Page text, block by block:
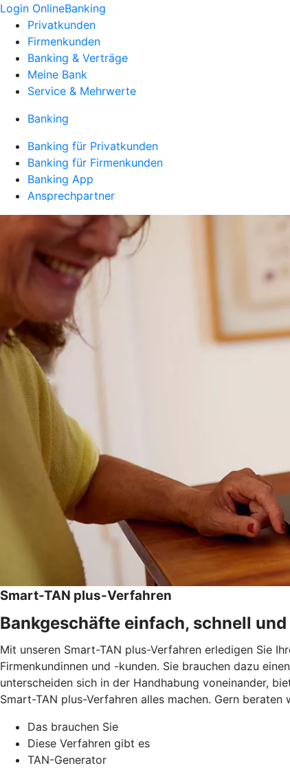
Login OnlineBanking
Privatkunden
Firmenkunden
Banking & Verträge
Meine Bank
Service & Mehrwerte
Banking
Banking für Privatkunden
Banking für Firmenkunden
Banking App
Ansprechpartner
Smart-TAN plus-Verfahren
Bankgeschäfte einfach, schnell
Mit unseren Smart-TAN plus-Verfahren erledigen Sie
Firmenkundinnen und -kunden. Sie brauchen dazu
unterscheiden sich in der Handhabung voneinander,
Smart-TAN plus-Verfahren alles machen. Gern beraten
Das brauchen Sie
Diese Verfahren gibt es
TAN-Generator